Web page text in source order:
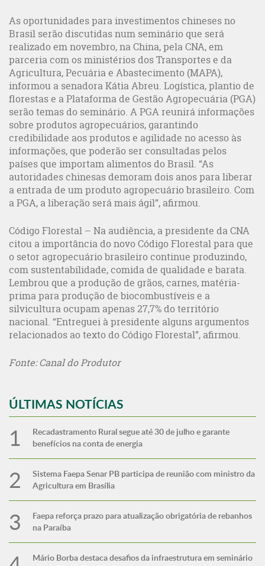
As oportunidades para investimentos chineses no
Brasil serão discutidas num seminário que será
realizado em novembro, na China, pela CNA, em
parceria com os ministérios dos Transportes e da
Agricultura, Pecuária e Abastecimento (MAPA),
informou a senadora Kátia Abreu. Logística, plantio de
florestas e a Plataforma de Gestão Agropecuária (PGA)
serão temas do seminário. A PGA reunirá informações
sobre produtos agropecuários, garantindo
credibilidade aos produtos e agilidade no acesso às
informações, que poderão ser consultadas pelos
países que importam alimentos do Brasil. “As
autoridades chinesas demoram dois anos para liberar
a entrada de um produto agropecuário brasileiro. Com
a PGA, a liberação será mais ágil”, afirmou.
Código Florestal – Na audiência, a presidente da CNA
citou a importância do novo Código Florestal para que
o setor agropecuário brasileiro continue produzindo,
com sustentabilidade, comida de qualidade e barata.
Lembrou que a produção de grãos, carnes, matéria-
prima para produção de biocombustíveis e a
silvicultura ocupam apenas 27,7% do território
nacional. “Entreguei à presidente alguns argumentos
relacionados ao texto do Código Florestal”, afirmou.
Fonte: Canal do Produtor
ÚLTIMAS NOTÍCIAS
Recadastramento Rural segue até 30 de julho e garante
benefícios na conta de energia
Sistema Faepa Senar PB participa de reunião com ministro da
Agricultura em Brasília
Faepa reforça prazo para atualização obrigatória de rebanhos
na Paraíba
Mário Borba destaca desafios da infraestrutura em seminário